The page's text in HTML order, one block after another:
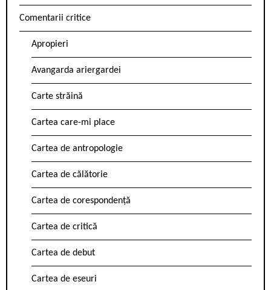
Comentarii critice
Apropieri
Avangarda ariergardei
Carte străină
Cartea care-mi place
Cartea de antropologie
Cartea de călătorie
Cartea de corespondență
Cartea de critică
Cartea de debut
Cartea de eseuri